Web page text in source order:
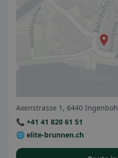
Axenstrasse 1, 6440
📞 +41 41 820 61 51
🌐 elite-brunnen.ch